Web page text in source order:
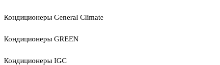
Кондиционеры General Climate
Кондиционеры GREEN
Кондиционеры IGC